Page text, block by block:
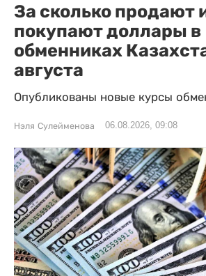
За сколько продают
покупают доллары в
обменниках
августа
Опубликованы новые курсы
Нэля Сулейменова 06.08.2026, 09:08